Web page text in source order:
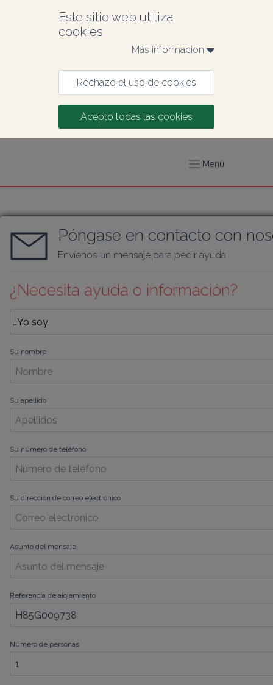
Este sitio web utiliza
cookies
Más información
Rechazo el uso de cookies
Acepto todas las cookies
Menú
Póngase en contacto con
Envíenos un mensaje para pedir ayuda
¿Necesita ayuda o información?
Su nombre
Su apellido
Su número de teléfono
Su dirección de correo electrónico
Asunto del mensaje
Referencia de alojamiento
Número de personas